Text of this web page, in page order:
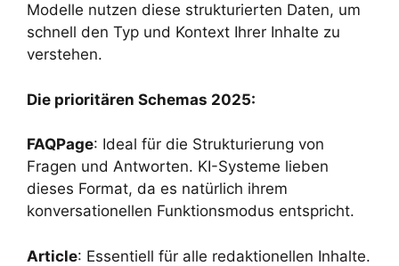
Modelle nutzen diese strukturierten Daten, um
schnell den Typ und Kontext Ihrer Inhalte zu
verstehen.
Die prioritären Schemas 2025:
FAQPage: Ideal für die Strukturierung von
Fragen und Antworten. KI-Systeme lieben
dieses Format, da es natürlich ihrem
konversationellen Funktionsmodus entspricht.
Article: Essentiell für alle redaktionellen Inhalte.